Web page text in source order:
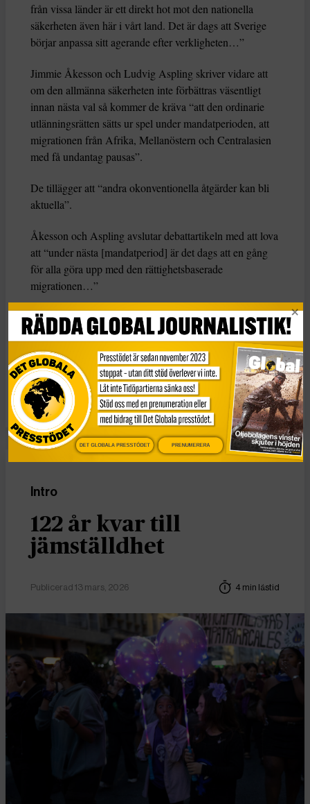
från vissa länder är ett direkt hot mot den nationella
säkerheten även här i vårt land. Det är dags att Sverige
börjar anpassa sitt agerande efter verkligheten…”
Jimmie Åkesson och Ludvig Aspling skriver vidare att
om den allmänna säkerheten inte förbättras väsentligt
innan nästa val så kommer de kräva “att den ordinarie
utlänningsrätten sätts ur spel under mandatperioden, att
migrationen från Afrika, Mellanöstern och Centralasien
med få undantag pausas”.
De tillägger att “andra okonventionella åtgärder kan bli
aktuella”.
Åkesson och Aspling avslutar debattartikeln med att lova
att “under nästa [mandatperiod] är det dags att en gång
för alla göra upp med den rättighetsbaserade
migrationen…”
KATEGORI
Nyheter
TAGGAR
asyl asylrätt EU
Jimmie Åkesson Ludvig Aspling
migration Sverigedemokraterna
Intro
122 år kvar till
jämställdhet
Publicerad 13 mars, 2026 4 min lästid
DET GLOBALA PRESSTÖDET PRENUMERERA